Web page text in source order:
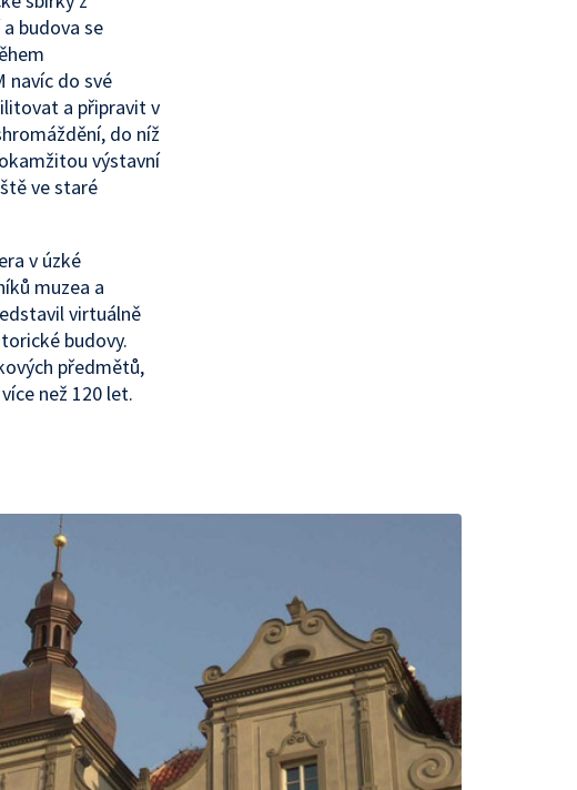
budova se
navíc do své
a připravit v
do níž
výstavní
ve staré
v úzké
muzea a
virtuálně
budovy.
předmětů,
než 120 let.